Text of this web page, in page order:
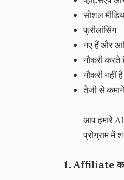
सोशल
फ्रीलांसिंग
नए हैं और
नौकरी
नौकरी नहीं
तेजी से
आप हमारे
प्रोग्राम में
1. Affiliate